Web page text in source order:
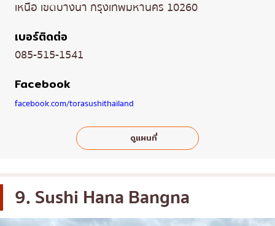
เหนือ เขตบางนา กรุงเทพมหานคร 10260
เบอร์ติดต่อ
085-515-1541
Facebook
facebook.com/torasushithailand
ดูแผนที่
9. Sushi Hana Bangna